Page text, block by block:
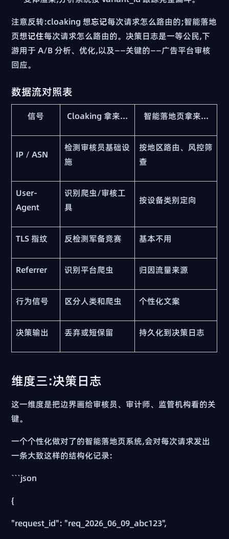
注意反转:cloaking 想忘记每次请求怎么路由的;智能落地
页想记住每次请求怎么路由的。决策日志是一等公民,下
游用于 A/B 分析、优化,以及——关键的——广告平台审核
回应。
数据流对照表
信号 Cloaking 拿来... 智能落地页拿来...
IP / ASN
检测审核员基础设
施
按地区路由、风控筛
查
User-
Agent
识别爬虫/审核工
具
按设备类别定向
TLS 指纹 反检测军备竞赛 基本不用
Referrer 识别平台爬虫 归因流量来源
行为信号 区分人类和爬虫 个性化文案
决策输出 丢弃或短保留 持久化到决策日志
维度三:决策日志
这一维度是把边界画给审核员、审计师、监管机构看的关
键。
一个个性化做对了的智能落地页系统,会对每次请求发出
一条大致这样的结构化记录:
```json
{
"request_id": "req_2026_06_09_abc123",